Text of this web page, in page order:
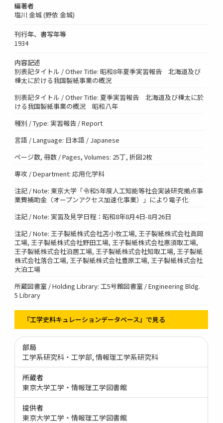
編著者
塩川 金城 (野依 金城)
刊行年、書写年等
1934
内容記述
別表記タイトル / Other Title: 昭和8年夏季実習報告 北海道及び
樺太に於ける我国製紙事業の概況
別表記タイトル / Other Title: 夏季実習報告 北海道及び樺太に於
ける我国製紙事業の概況 昭和八年
種別 / Type: 実習報告 / Report
言語 / Language: 日本語 / Japanese
ページ数, 冊数 / Pages, Volumes: 25丁, 折図2枚
専攻 / Department: 応用化学科
注記 / Note: 東京大学「令和5年度人工知能等社会実装研究拠点事
業費補助金（オープンアクセス加速化事業）」により電子化
注記 / Note: 実習及見学日程：昭和8年8月4日-8月26日
注記 / Note: 王子製紙株式会社苫小牧工場, 王子製紙株式会社眞岡
工場, 王子製紙株式会社野田工場, 王子製紙株式会社惠須取工場,
王子製紙株式会社泊居工場, 王子製紙株式会社知取工場, 王子製紙
株式会社落合工場, 王子製紙株式会社豊原工場, 王子製紙株式会社
大泊工場
所蔵図書室 / Holding Library: 工5号館図書室 / Engineering Bldg.
5 Library
『工学史料キュレーションデータベース』で見る
部局
工学系研究科・工学部 情報理工学系研究科
所蔵者
東京大学工学・情報理工学図書館
提供者
東京大学工学・情報理工学図書館